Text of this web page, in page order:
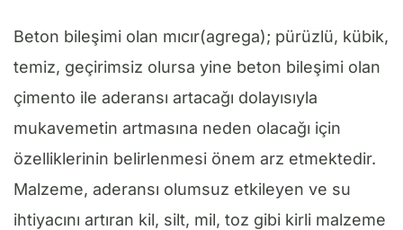
Beton bileşimi olan mıcır(agrega); pürüzlü, kübik,
temiz, geçirimsiz olursa yine beton bileşimi olan
çimento ile aderansı artacağı dolayısıyla
mukavemetin artmasına neden olacağı için
özelliklerinin belirlenmesi önem arz etmektedir.
Malzeme, aderansı olumsuz etkileyen ve su
ihtiyacını artıran kil, silt, mil, toz gibi kirli malzeme